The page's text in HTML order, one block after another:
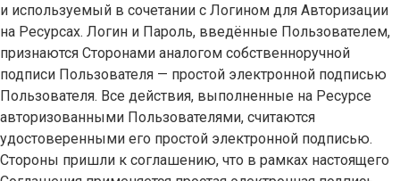
и используемый в сочетании с Логином для Авторизации
на Ресурсах. Логин и Пароль, введённые Пользователем,
признаются Сторонами аналогом собственноручной
подписи Пользователя — простой электронной подписью
Пользователя. Все действия, выполненные на Ресурсе
авторизованными Пользователями, считаются
удостоверенными его простой электронной подписью.
Стороны пришли к соглашению, что в рамках настоящего